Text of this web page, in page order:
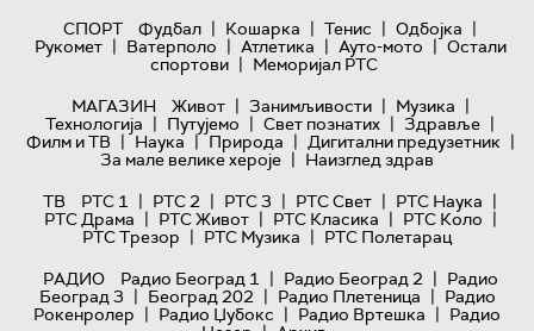
СПОРТ
Фудбал | Кошарка | Тенис | Одбојка |
Рукомет | Ватерполо | Атлетика | Ауто-мото | Остали
спортови | Меморијал РТС
МАГАЗИН
Живот | Занимљивости | Музика |
Технологијa | Путујемо | Свет познатих | Здравље |
Филм и ТВ | Наука | Природа | Дигитални предузетник |
За мале велике хероје | Наизглед здрав
ТВ
РТС 1 | РТС 2 | РТС 3 | РТС Свет | РТС Наука |
РТС Драма | РТС Живот | РТС Класика | РТС Коло |
РТС Трезор | РТС Музика | РТС Полетарац
РАДИО
Радио Београд 1 | Радио Београд 2 | Радио
Београд 3 | Београд 202 | Радио Плетеница | Радио
Рокенролер | Радио Џубокс | Радио Вртешка | Радио